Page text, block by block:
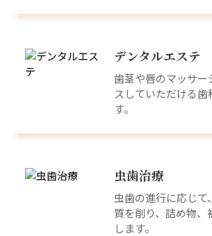
デンタルエステ
歯茎や唇のマッサー
スしていただける歯
す。
虫歯治療
虫歯の進行に応じて
質を削り、詰め物、
します。